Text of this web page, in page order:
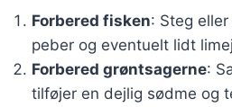
Forbered fisken: Steg
peber og eventuelt lidt
Forbered grøntsagerne:
tilføjer en dejlig sødme og